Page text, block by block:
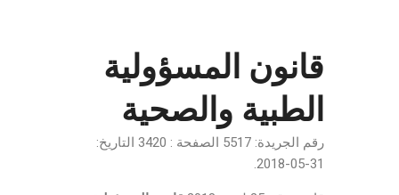
قانون المسؤولية
الطبية والصحية
رقم الجريدة: 5517 الصفحة : 3420 التاريخ:
31-05-2018.